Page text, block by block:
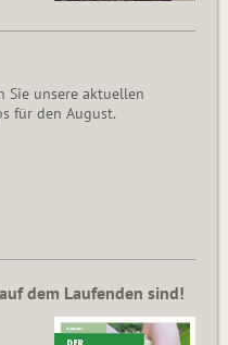
Sie unsere aktuellen
für den August.
dem Laufenden sind!